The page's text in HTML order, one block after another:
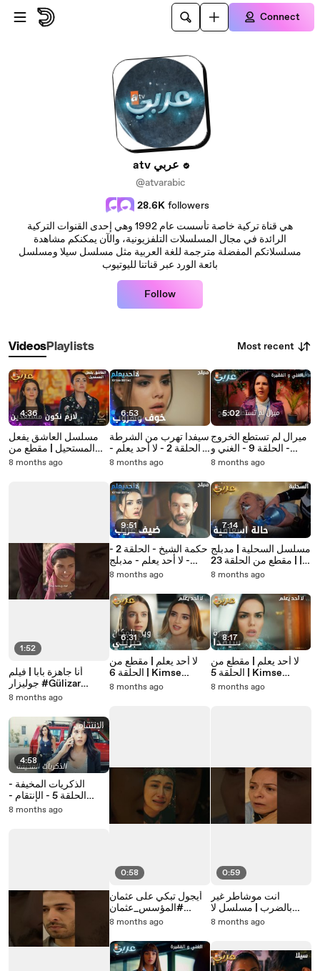
Skip to main content
Connect
atv عربي
@atvarabic
28.6K followers
هي قناة تركية خاصة تأسست عام 1992 وهي إحدى القنوات التركية
الرائدة في مجال المسلسلات التلفزيونية، والآن يمكنكم مشاهدة
مسلسلاتكم المفضلة مترجمة للغة العربية مثل مسلسل سيلا ومسلسل
بائعة الورد عبر قناتنا لليوتيوب
Follow
VideosPlaylists Most recent
4:36
مسلسل العاشق يفعل
المستحيل | مقطع من
الحلقة 19 | Seven Ne
8 months ago
1:52
أنا جاهزة بابا | فيلم
جوليزار #Gülizar
#shorts
8 months ago
4:58
الذكريات المخيفة -
الحلقة 5 - الإنتقام -
مدبلج
8 months ago
6:53
سيفدا تهرب من الشرطة
- الحلقة 2 - لا أحد يعلم -
مدبلج - Kimse Bilmez
8 months ago
9:51
حكمة الشيخ - الحلقة 2 -
لا أحد يعلم - مدبلج -
Kimse Bilmez
8 months ago
6:31
لا أحد يعلم | مقطع من
الحلقة 6 | Kimse
Bilmez | توجة تستدرج
8 months ago
0:58
أيجول تبكي على عثمان
#المؤسس_عثمان
#shorts @atvarabic
8 months ago
5:02
ميرال لم تستطع الخروج
- الحلقة 9 - الغني و
الفقيرة
8 months ago
7:14
مسلسل السحلية | مدبلج
| مقطع من الحلقة 23 |
atv عربي | Kertenkele
8 months ago
8:17
لا أحد يعلم | مقطع من
الحلقة 5 | Kimse
Bilmez | هل بنت شو عم
8 months ago
0:59
انت موشاطر غير
بالضرب | مسلسل لا
مكان لا وطن #shorts
8 months ago